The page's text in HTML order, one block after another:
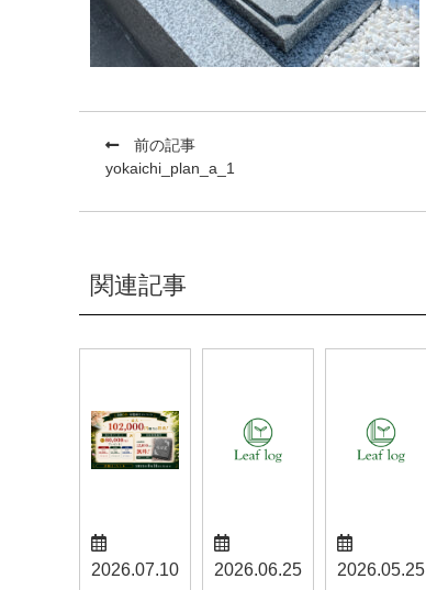
前の記事
yokaichi_plan_a_1
関連記事
2026.07.10 2026.06.25 2026.05.25